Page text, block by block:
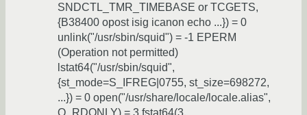
SNDCTL_TMR_TIMEBASE or TCGETS,
{B38400 opost isig icanon echo ...}) = 0
unlink("/usr/sbin/squid") = -1 EPERM
(Operation not permitted)
lstat64("/usr/sbin/squid",
{st_mode=S_IFREG|0755, st_size=698272,
...}) = 0 open("/usr/share/locale/locale.alias",